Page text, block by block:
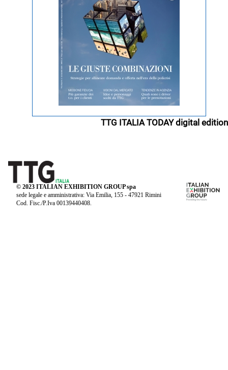
TTG ITALIA TODAY digital edition
© 2023 ITALIAN EXHIBITION GROUP spa
sede legale e amministrativa: Via Emilia, 155 - 47921 Rimini
Cod. Fisc./P.Iva 00139440408.